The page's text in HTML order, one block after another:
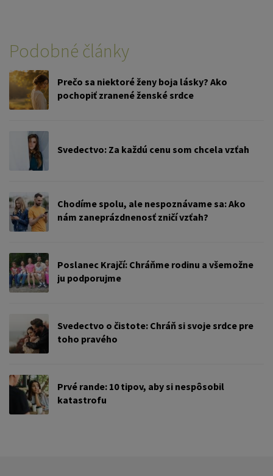
Podobné články
Prečo sa niektoré ženy boja lásky? Ako
pochopiť zranené ženské srdce
Svedectvo: Za každú cenu som chcela vzťah
Chodíme spolu, ale nespoznávame sa: Ako
nám zaneprázdnenosť zničí vzťah?
Poslanec Krajčí: Chráňme rodinu a všemožne
ju podporujme
Svedectvo o čistote: Chráň si svoje srdce pre
toho pravého
Prvé rande: 10 tipov, aby si nespôsobil
katastrofu